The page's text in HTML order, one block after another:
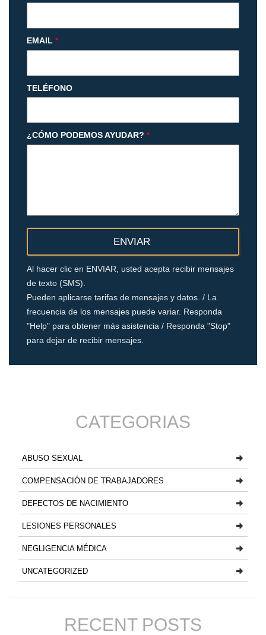
EMAIL *
TELÉFONO
¿CÓMO PODEMOS AYUDAR? *
Al hacer clic en ENVIAR, usted acepta recibir mensajes
de texto (SMS).
Pueden aplicarse tarifas de mensajes y datos. / La
frecuencia de los mensajes puede variar. Responda
"Help" para obtener más asistencia / Responda "Stop"
para dejar de recibir mensajes.
CATEGORIAS
ABUSO SEXUAL
COMPENSACIÓN DE TRABAJADORES
DEFECTOS DE NACIMIENTO
LESIONES PERSONALES
NEGLIGENCIA MÉDICA
UNCATEGORIZED
RECENT POSTS